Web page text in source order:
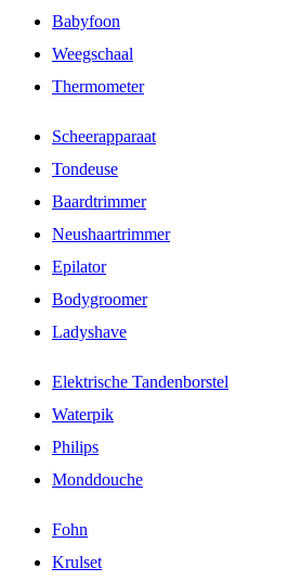
Babyfoon
Weegschaal
Thermometer
Scheerapparaat
Tondeuse
Baardtrimmer
Neushaartrimmer
Epilator
Bodygroomer
Ladyshave
Elektrische Tandenborstel
Waterpik
Philips
Monddouche
Fohn
Krulset